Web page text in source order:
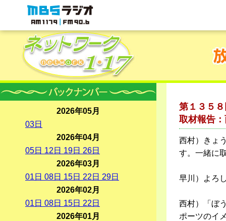
MBSラジオ 1179|FM90.6
第１３５
取材報告
西村）きょ
す。一緒に
早川）よろ
西村）「ぼ
ポーツのイ
2026年05月
03日
2026年04月
05日 12 日 19日 26日
2026年03月
01 日 08日 15日 22 日 29日
2026年02月
01 日 08日 15日 22 日
2026年01月